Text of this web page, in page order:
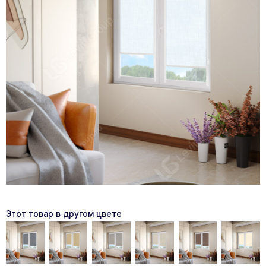
Этот товар в другом цвете